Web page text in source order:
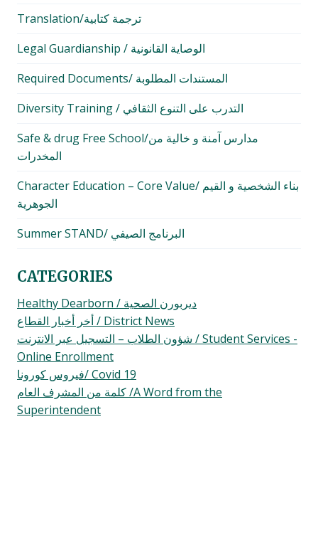
Translation/ترجمة كتابية
Legal Guardianship / الوصاية القانونية
Required Documents/ المستندات المطلوبة
Diversity Training / التدرب على التنوع الثقافي
Safe & drug Free School/مدارس آمنة و خالية من
المخدرات
Character Education – Core Value/ بناء الشخصية و القيم
الجوهرية
Summer STAND/ البرنامج الصيفي
CATEGORIES
Healthy Dearborn / ديربورن الصحية
أخر أخبار القطاع / District News
شؤون الطلاب – التسجيل عبر الانترنت / Student Services -
Online Enrollment
فيروس كورونا/ Covid 19
كلمة من المشرف العام /A Word from the
Superintendent